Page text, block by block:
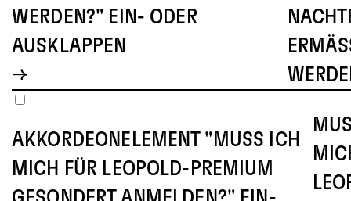
ERDEN?" EIN- ODER A
USKLAPPEN
AKKORDEONELEMENT "MUSS ICH
MICH FÜR LEOPOLD-PREMIUM